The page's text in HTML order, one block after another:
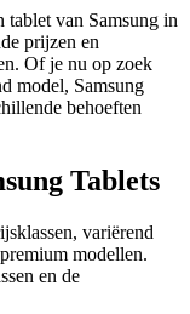
tablet van Samsung in
prijzen en
Of je nu op zoek
model, Samsung
behoeften
Tablets
variërend
modellen.
en de